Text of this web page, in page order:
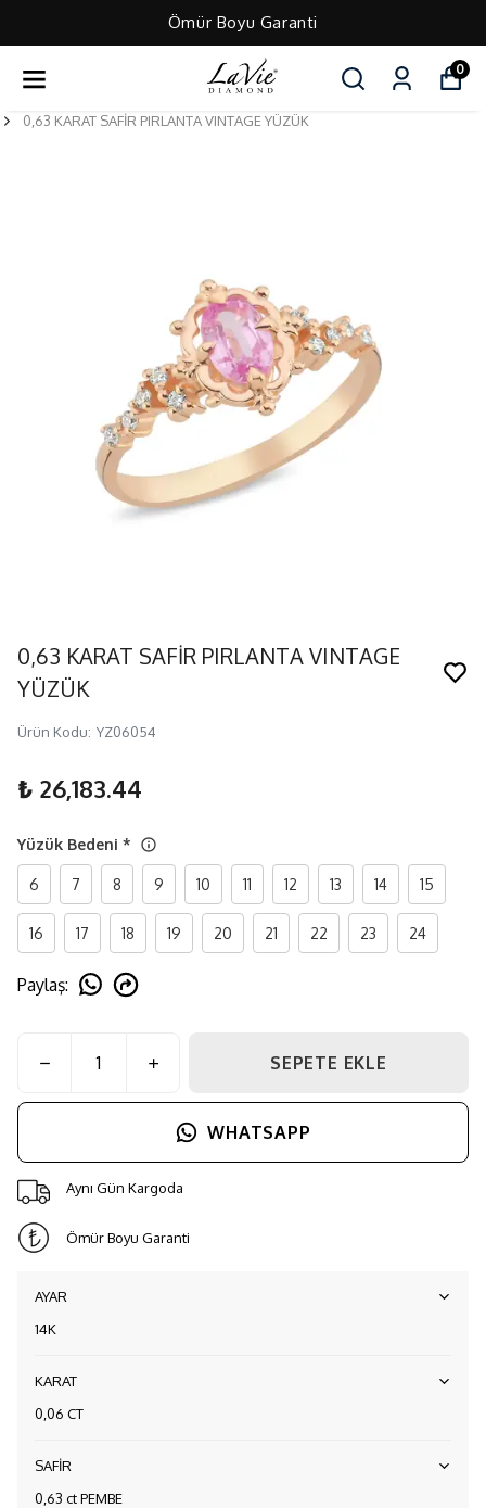
Ömür Boyu Garanti
0
0,63 KARAT SAFİR PIRLANTA VINTAGE YÜZÜK
0,63 KARAT SAFİR PIRLANTA VINTAGE
YÜZÜK
Ürün Kodu: YZ06054
₺ 26,183.44
Yüzük Bedeni *
6 7 8 9 10 11 12 13 14 15
16 17 18 19 20 21 22 23 24
Paylaş:
SEPETE EKLE
WHATSAPP
Aynı Gün Kargoda
Ömür Boyu Garanti
AYAR
14K
KARAT
0,06 CT
SAFİR
0,63 ct PEMBE